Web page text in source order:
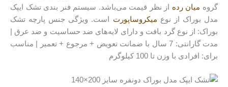
گروه میان رده از نظر قیمت می‌باشد. سیستم فنر بندی تشک ایپک
مدل بوراک از نوع میکروساپورت است. ویژگی جنس پارچه تشک
بوراک: از نوع گرد بافت و دارای لایه‌های ضد حساسیت و ضد عرق |
مدت گارانتی: 7 سال با ضمانت تعویض + مرجوع + تعمیر | مناسب
برای: افرادی با وزن تا 100 کیلوگرم